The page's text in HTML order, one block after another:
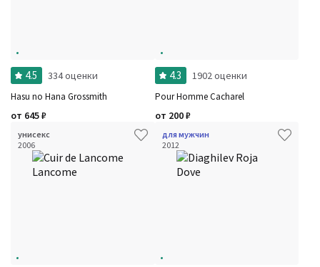
Количество оценок
4.5 334 оценки
Hasu no Hana Grossmith
от 645₽
4.3 1902 оценки
Pour Homme Cacharel
от 200₽
унисекс
2006
для мужчин
2012